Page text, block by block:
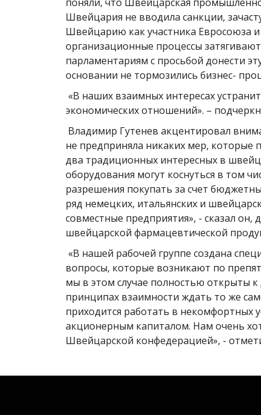
Швейцария не вводила санкции,
Швейцарию как участника Евросоюза
организационные процессы
парламентариям с просьбой донести
основании не тормозились бизнес-
«В наших взаимных интересах
экономических отношений». –
Владимир Гутенев акцентировал
не предприняла никаких мер, которые
два традиционных интересных в
оборудования могут коснуться в том
разрешения покупать за счет
ряд немецких, итальянских и
совместные предприятия», - сказал
швейцарской фармацевтической
«В нашей рабочей группе создана
вопросы, которые возникают по
мы в этом случае полностью открыты
принципах взаимности ждать то же
приходится работать в некомфортных
акционерным капиталом. Нам очень
Швейцарской конфедерацией», -